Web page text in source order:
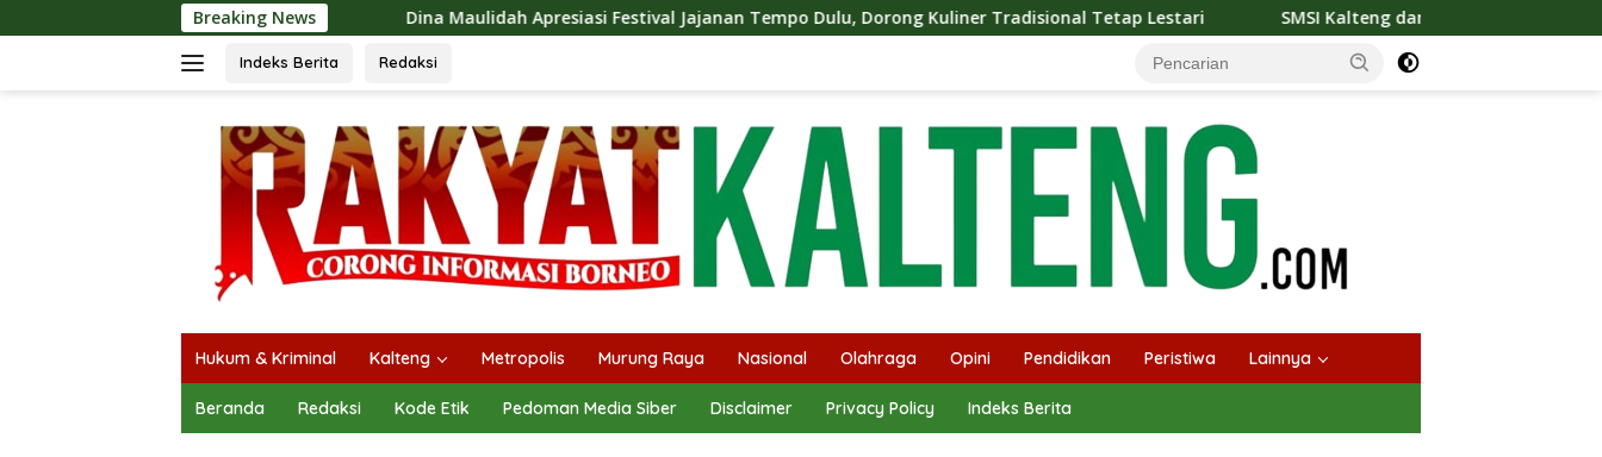
ke
Breaking News
Dina Maulidah Apresiasi Festival Jajanan Tempo Dulu, Dorong Kuliner Tradisional Tetap Lestari SMSI Kalteng dan Bidan Sean Bangun Kolaborasi Strategis,
Indeks Berita Redaksi
Hukum & Kriminal Kalteng Metropolis Murung Raya Nasional Olahraga Opini Pendidikan Peristiwa Lainnya
Beranda Redaksi Kode Etik Pedoman Media Siber Disclaimer Privacy Policy Indeks Berita